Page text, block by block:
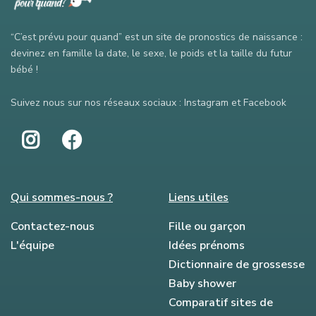
“C’est prévu pour quand” est un site de pronostics de naissance :
devinez en famille la date, le sexe, le poids et la taille du futur
bébé !
Suivez nous sur nos réseaux sociaux : Instagram et Facebook
Qui sommes-nous ?
Contactez-nous
L'équipe
Liens utiles
Fille ou garçon
Idées prénoms
Dictionnaire de grossesse
Baby shower
Comparatif sites de